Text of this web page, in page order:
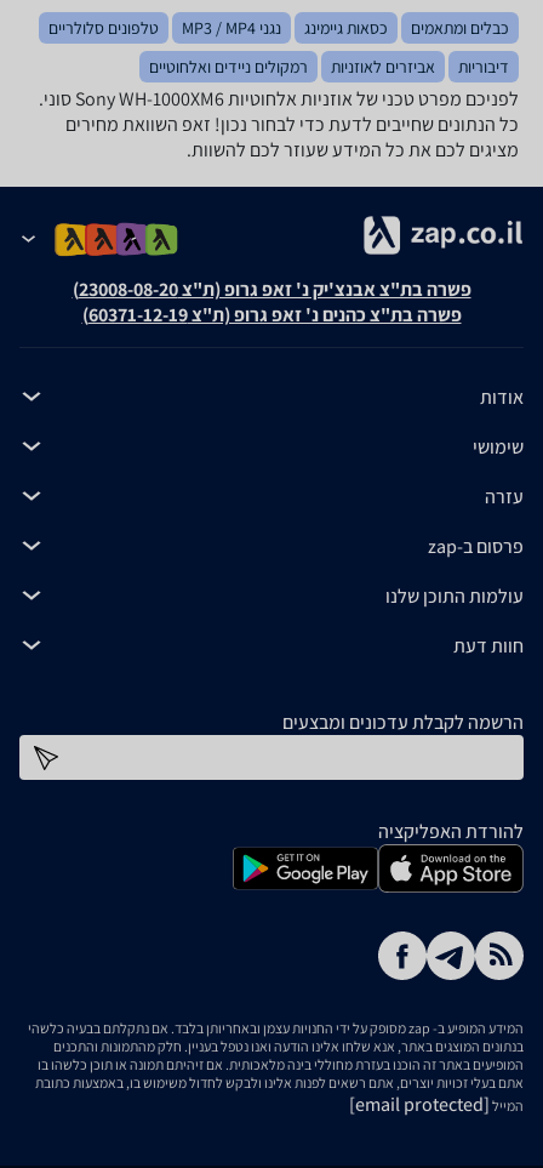
כבלים ומתאמים כסאות גיימינג נגני MP3 / MP4
טלפונים סלולריים
דיבוריות
אביזרים לאוזניות רמקולים ניידים ואלחוטיים
לפניכם מפרט טכני של אוזניות ‏אלחוטיות Sony WH-1000XM6 סוני.
כל הנתונים שחייבים לדעת כדי לבחור נכון! זאפ השוואת מחירים
מציגים לכם את כל המידע שעוזר לכם להשוות.
פשרה בת"צ אבנצ'יק נ' זאפ גרופ (ת"צ 23008-08-20)
פשרה בת"צ כהנים נ' זאפ גרופ (ת"צ 60371-12-19)
אודות
שימושי
עזרה
פרסום ב-zap
עולמות התוכן שלנו
חוות דעת
הרשמה לקבלת עדכונים ומבצעים
להורדת האפליקציה
המידע המופיע ב- zap מסופק על ידי החנויות עצמן ובאחריותן בלבד. אם נתקלתם בבעיה כלשהי
בנתונים המוצגים באתר, אנא שלחו אלינו הודעה ואנו נטפל בעניין. חלק מהתמונות והתכנים
המופיעים באתר זה הוכנו בעזרת מחוללי בינה מלאכותית. אם זיהיתם תמונה או תוכן כלשהו בו
אתם בעלי זכויות יוצרים, אתם רשאים לפנות אלינו ולבקש לחדול משימוש בו, באמצעות כתובת
המייל [email protected]